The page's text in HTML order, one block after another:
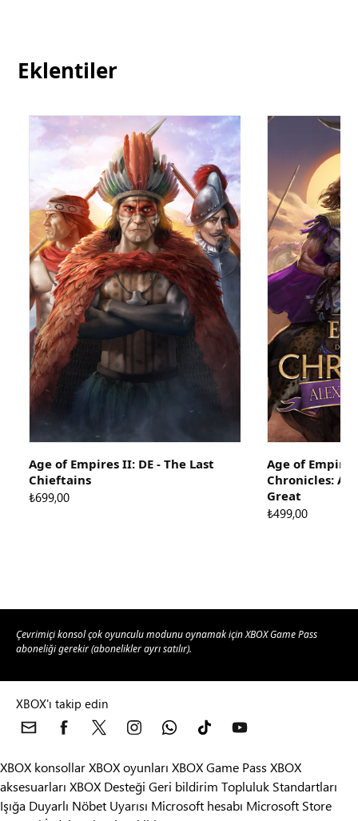
Eklentiler
Age of Empires II: DE - The Last
Chieftains
₺699,00
Age of
Chronicles:
Great
₺499,00
Çevrimiçi konsol çok oyunculu modunu oynamak için XBOX Game Pass
aboneliği gerekir (abonelikler ayrı satılır).
XBOX'ı takip edin
XBOX konsollarXBOX oyunları XBOX Game Pass XBOX
aksesuarları XBOX Desteği Geri bildirim Topluluk Standartları
Işığa Duyarlı Nöbet Uyarısı Microsoft hesabı Microsoft Store